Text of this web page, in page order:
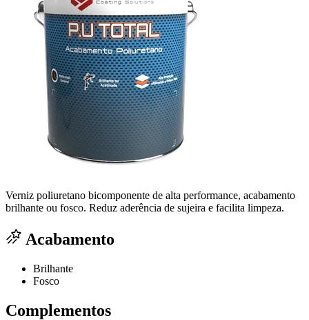
Verniz poliuretano bicomponente de alta performance, acabamento
brilhante ou fosco. Reduz aderência de sujeira e facilita limpeza.
Acabamento
Brilhante
Fosco
Complementos